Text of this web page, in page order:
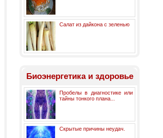
Салат из дайкона с зеленью
Биоэнергетика и здоровье
Пробелы в диагностике или
тайны тонкого плана...
Скрытые причины неудач.